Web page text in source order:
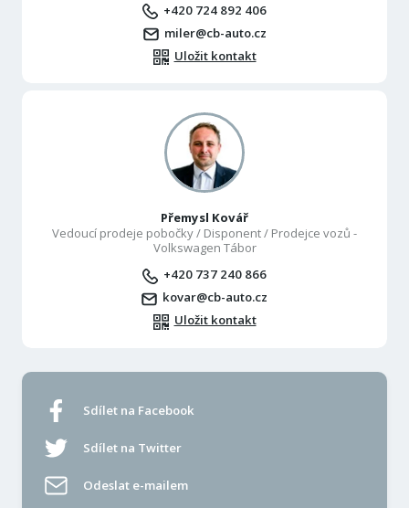
+420 724 892 406
miler@cb-auto.cz
Uložit kontakt
Přemysl Kovář
Vedoucí prodeje pobočky / Disponent / Prodejce vozů -
Volkswagen Tábor
+420 737 240 866
kovar@cb-auto.cz
Uložit kontakt
Sdílet na Facebook
Sdílet na Twitter
Odeslat e-mailem